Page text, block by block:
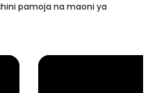
pamoja na maoni ya